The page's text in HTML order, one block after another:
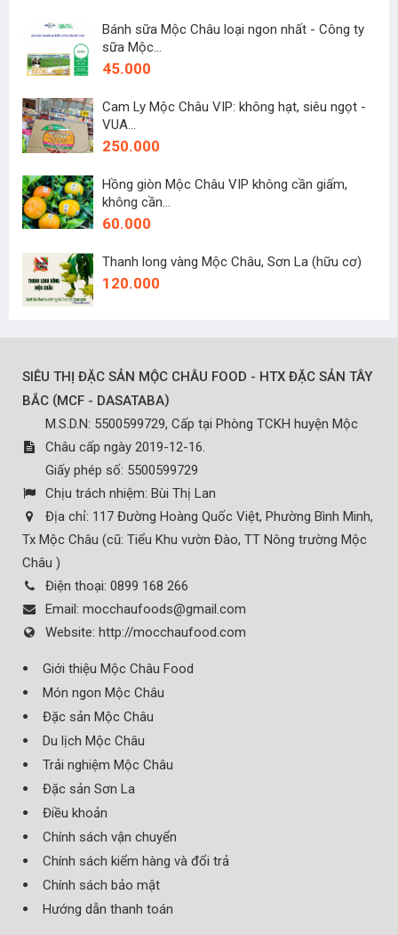
Bánh sữa Mộc Châu loại ngon nhất - Công ty
sữa Mộc...
45.000
Cam Ly Mộc Châu VIP: không hạt, siêu ngọt -
VUA...
250.000
Hồng giòn Mộc Châu VIP không cần giấm,
không cần...
60.000
Thanh long vàng Mộc Châu, Sơn La (hữu cơ)
120.000
SIÊU THỊ ĐẶC SẢN MỘC CHÂU FOOD - HTX ĐẶC SẢN TÂY
BẮC (MCF - DASATABA)
M.S.D.N: 5500599729, Cấp tại Phòng TCKH huyện Mộc
Châu cấp ngày 2019-12-16.
Giấy phép số: 5500599729
Chịu trách nhiệm: Bùi Thị Lan
Địa chỉ: 117 Đường Hoàng Quốc Việt, Phường Bình Minh,
Tx Mộc Châu (cũ: Tiểu Khu vườn Đào, TT Nông trường Mộc
Châu )
Điện thoại: 0899 168 266
Email: mocchaufoods@gmail.com
Website: http://mocchaufood.com
Giới thiệu Mộc Châu Food
Món ngon Mộc Châu
Đặc sản Mộc Châu
Du lịch Mộc Châu
Trải nghiệm Mộc Châu
Đặc sản Sơn La
Điều khoản
Chính sách vận chuyển
Chính sách kiểm hàng và đổi trả
Chính sách bảo mật
Hướng dẫn thanh toán